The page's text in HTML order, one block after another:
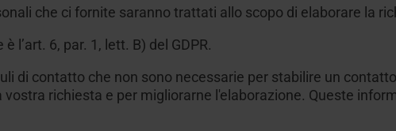
che ci fornite saranno trattati allo scopo di elaborare la
è l’art. 6, par. 1, lett. B) del GDPR.
di contatto che non sono necessarie per stabilire un
richiesta e per migliorarne l'elaborazione. Queste